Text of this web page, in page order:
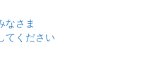
なさま
てください